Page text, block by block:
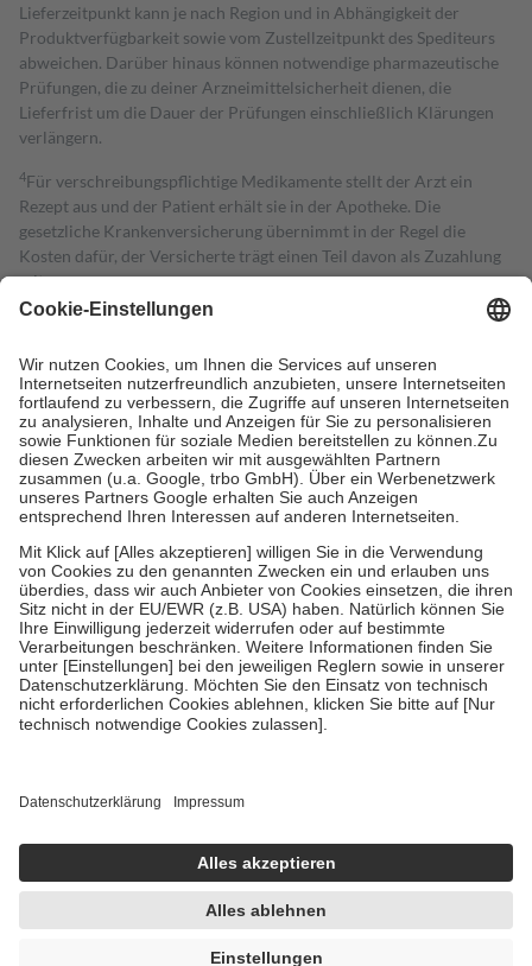
Lieferzeitpunkt kann je nach Region und in Abhängigkeit der
Produktverfügbarkeit sowie vom Zustellzeitpunkt des Spediteurs
abweichen. Darüber hinaus können notwendige pharmazeutische
Prüfungen, die zu deiner Arzneimittelsicherheit dienen, die
Lieferfrist um die Dauer der Prüfungen einschließlich Klärungen
verlängern.
4Für verschreibungspflichtige Medikamente stellt der Arzt ein
Rezept aus und der Patient erhält sie in der Apotheke. Die
gesetzliche Krankenversicherung übernimmt in der Regel die
Kosten dafür, der Versicherte trägt einen Teil davon als Zuzahlung
mit.
Grundsätzlich leisten Mitglieder Zuzahlungen in Höhe von zehn
höchstens zehn Euro.
Es sind jedoch nie mehr als die tatsächlichen
Kosten der Leistung zu entrichten.
Diese Regeln gelten grundsätzlich auch für Online-Apotheken.
Bei Heilmitteln und häuslicher Krankenpflege beträgt die
Zuzahlung zehn Prozent der Kosten sowie zehn Euro je
Verordnung.
Um das Engagement der Versicherten für ihre eigene Gesundheit zu
stärken und die besondere Stellung der Familie zu unterstützen,
fallenkeine Zuzahlungenan bei:
• Kindern und Jugendlichen bis zum vollendeten 18. Lebensjahr
mit Ausnahme der Fahrkosten
• Untersuchungen zur Vorsorge und Früherkennung, die von der
GKV getragen werden
• empfohlenen Schutzimpfungen
• Harn- und Blutteststreifen
getroffen, um sicherzustellen, dass es sich um echte Bewertungen
https://help.etrusted.com/hc/de/articles/4419944605341
Einige Bilder und Inhalte wurden unter Zuhilfenahme künstlicher